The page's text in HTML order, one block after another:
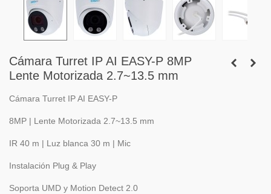
Cámara Turret IP AI EASY-P 8MP
Lente Motorizada 2.7~13.5 mm
Cámara Turret IP AI EASY-P
8MP | Lente Motorizada 2.7~13.5 mm
IR 40 m | Luz blanca 30 m | Mic
Instalación Plug & Play
Soporta UMD y Motion Detect 2.0